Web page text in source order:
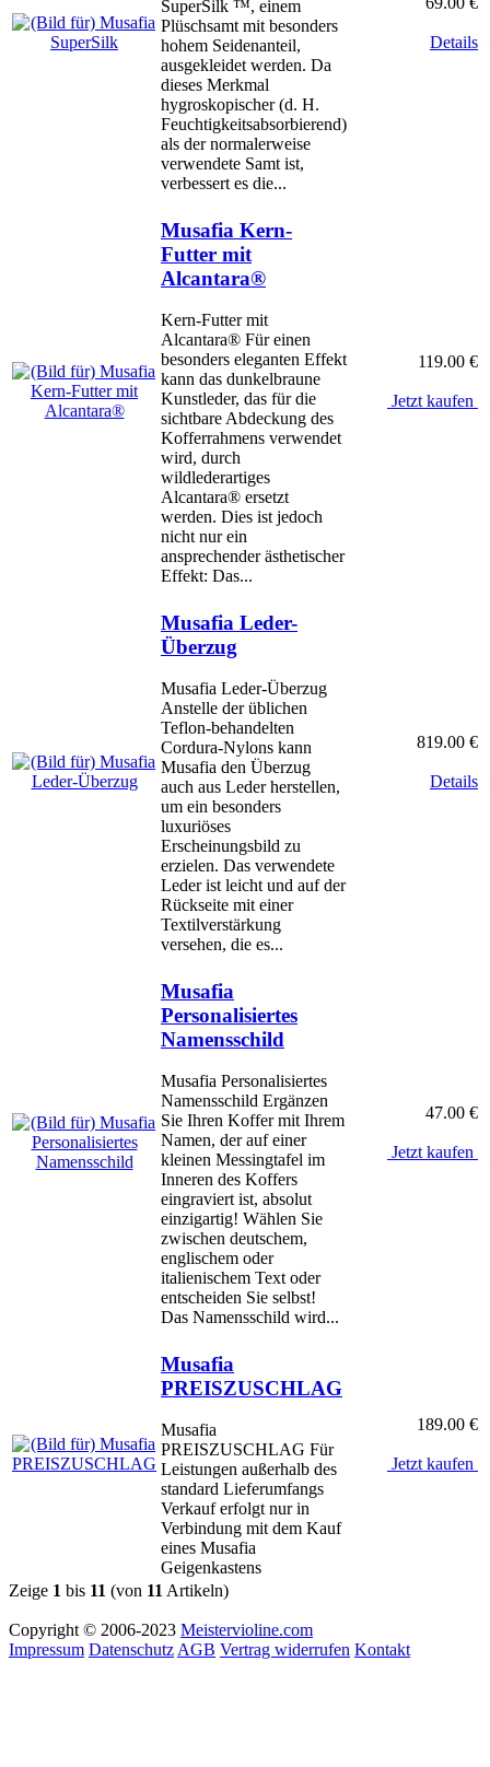
SuperSilk ™, einem
Plüschsamt mit besonders
hohem Seidenanteil,
ausgekleidet werden. Da
dieses Merkmal
hygroskopischer (d. H.
Feuchtigkeitsabsorbierend)
als der normalerweise
verwendete Samt ist,
verbessert es die...
Details
Musafia Kern-
Futter mit
Alcantara®
Kern-Futter mit
Alcantara® Für einen
besonders eleganten Effekt
kann das dunkelbraune
Kunstleder, das für die
sichtbare Abdeckung des
Kofferrahmens verwendet
wird, durch
wildlederartiges
Alcantara® ersetzt
werden. Dies ist jedoch
nicht nur ein
ansprechender ästhetischer
Effekt: Das...
119.00 €
Jetzt kaufen
Musafia Leder-
Überzug
Musafia Leder-Überzug
Anstelle der üblichen
Teflon-behandelten
Cordura-Nylons kann
Musafia den Überzug
auch aus Leder herstellen,
um ein besonders
luxuriöses
Erscheinungsbild zu
erzielen. Das verwendete
Leder ist leicht und auf der
Rückseite mit einer
Textilverstärkung
versehen, die es...
819.00 €
Details
Musafia
Personalisiertes
Namensschild
Musafia Personalisiertes
Namensschild Ergänzen
Sie Ihren Koffer mit Ihrem
Namen, der auf einer
kleinen Messingtafel im
Inneren des Koffers
eingraviert ist, absolut
einzigartig! Wählen Sie
zwischen deutschem,
englischem oder
italienischem Text oder
entscheiden Sie selbst!
Das Namensschild wird...
47.00 €
Jetzt kaufen
Musafia
PREISZUSCHLAG
Musafia
PREISZUSCHLAG Für
Leistungen außerhalb des
standard Lieferumfangs
Verkauf erfolgt nur in
Verbindung mit dem Kauf
eines Musafia
Geigenkastens
189.00 €
Jetzt kaufen
Zeige 1 bis 11 (von 11 Artikeln)
Copyright © 2006-2023 Meistervioline.com
Impressum Datenschutz AGB Vertrag widerrufen Kontakt